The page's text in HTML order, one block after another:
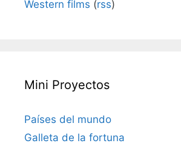
Western films (rss)
Mini Proyectos
Países del mundo
Galleta de la fortuna